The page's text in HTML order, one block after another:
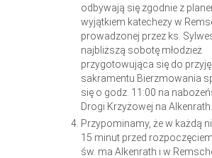
odbywają się zgodnie z
wyjątkiem katechezy w
prowadzonej przez ks.
najbliższą sobotę młodzież
przygotowująca się do
sakramentu Bierzmowania
się o godz. 11:00 na
Drogi Krzyżowej na Alkenrath.
Przypominamy, że w każdą
15 minut przed
św. ma Alkenrath i w